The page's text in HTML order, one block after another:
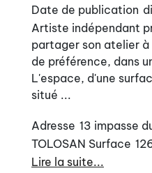
Date de publication
Artiste indépendant
partager son atelier
de préférence, dans
L'espace, d'une
situé ...
Adresse 13 impasse
TOLOSAN Surface
Lire la suite...